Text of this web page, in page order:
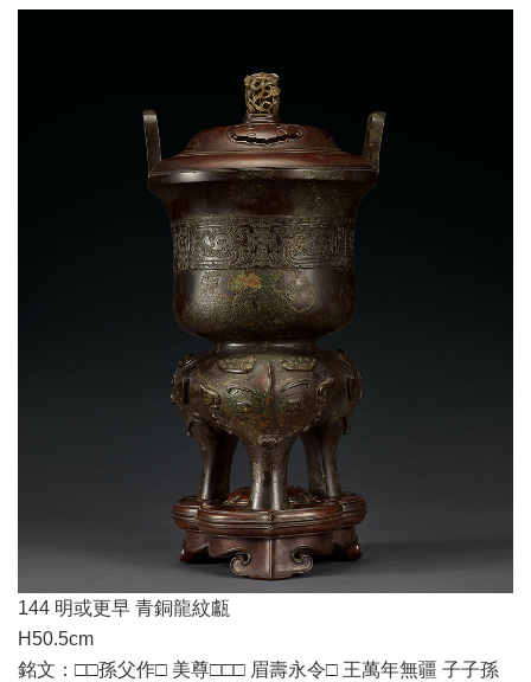
144 明或更早 青銅龍紋甗
H50.5cm
銘文：□□孫父作□ 美尊□□□ 眉壽永令□ 王萬年無疆 子子孫